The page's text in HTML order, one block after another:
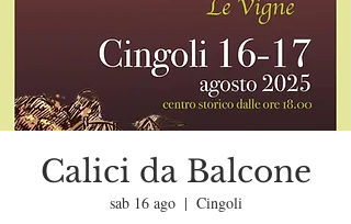
Calici da Balcone
sab 16 ago
  |
Cingoli